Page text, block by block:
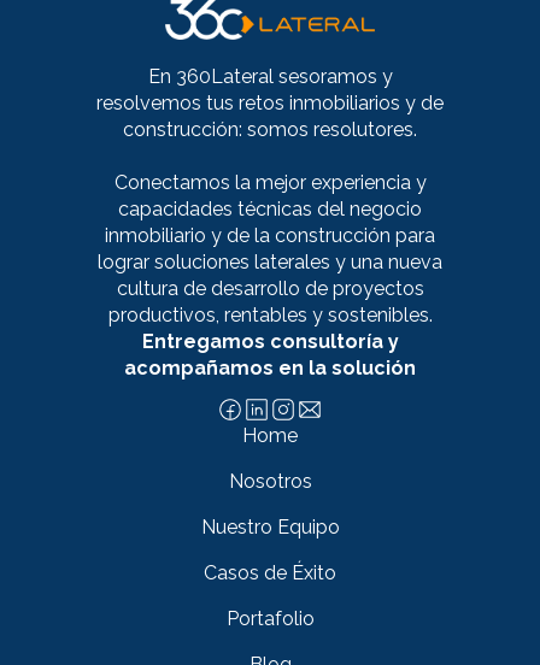
En 360Lateral sesoramos y
resolvemos tus retos inmobiliarios y de
construcción: somos resolutores.
Conectamos la mejor experiencia y
capacidades técnicas del negocio
inmobiliario y de la construcción para
lograr soluciones laterales y una nueva
cultura de desarrollo de proyectos
productivos, rentables y sostenibles.
Entregamos consultoría y
acompañamos en la solución
Home
Nosotros
Nuestro Equipo
Casos de Éxito
Portafolio